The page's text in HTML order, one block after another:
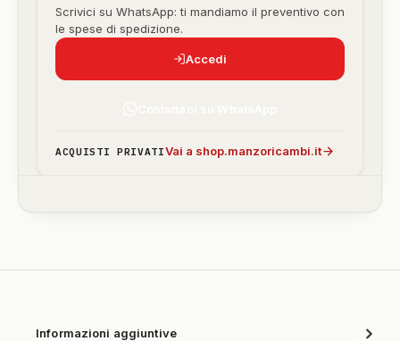
Scrivici su WhatsApp: ti mandiamo il preventivo con
le spese di spedizione.
Accedi
ACQUISTI PRIVATIVai a shop.manzoricambi.it
Informazioni aggiuntive